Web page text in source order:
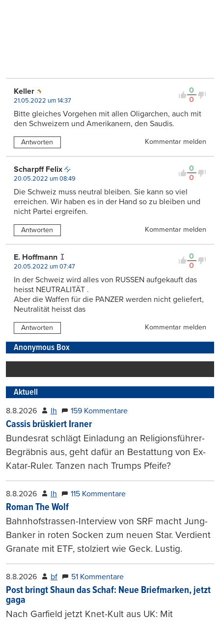
0
0
Keller
21.05.2022 um 14:37
Bitte gleiches Vorgehen mit allen Oligarchen, auch mit
den Schweizern und Amerikanern, den Saudis.
Antworten Kommentar melden
0
0
Scharpff Felix
20.05.2022 um 08:49
Die Schweiz muss neutral bleiben. Sie kann so viel
erreichen. Wir haben es in der Hand so zu bleiben und
nicht Partei ergreifen.
Antworten Kommentar melden
0
0
E. Hoffmann
20.05.2022 um 07:47
In der Schweiz wird alles von RUSSEN aufgekauft das
heisst NEUTRALITÄT .
Aber die Waffen für die PANZER werden nicht geliefert,
Neutralität heisst das
Antworten Kommentar melden
Anonymous Box
Aktuell
8.8.2026 lh 159 Kommentare
Cassis brüskiert Iraner
Bundesrat schlägt Einladung an Religionsführer-
Begräbnis aus, geht dafür an Bestattung von Ex-
Katar-Ruler. Tanzen nach Trumps Pfeife?
8.8.2026 lh 115 Kommentare
Roman The Wolf
Bahnhofstrassen-Interview von SRF macht Jung-
Banker in roten Socken zum neuen Star. Verdient
Granate mit ETF, stolziert wie Geck. Lustig.
8.8.2026 bf 51 Kommentare
Post bringt Shaun das Schaf: Neue Briefmarken, jetzt
gaga
Nach Garfield jetzt Knet-Kult aus UK: Mit